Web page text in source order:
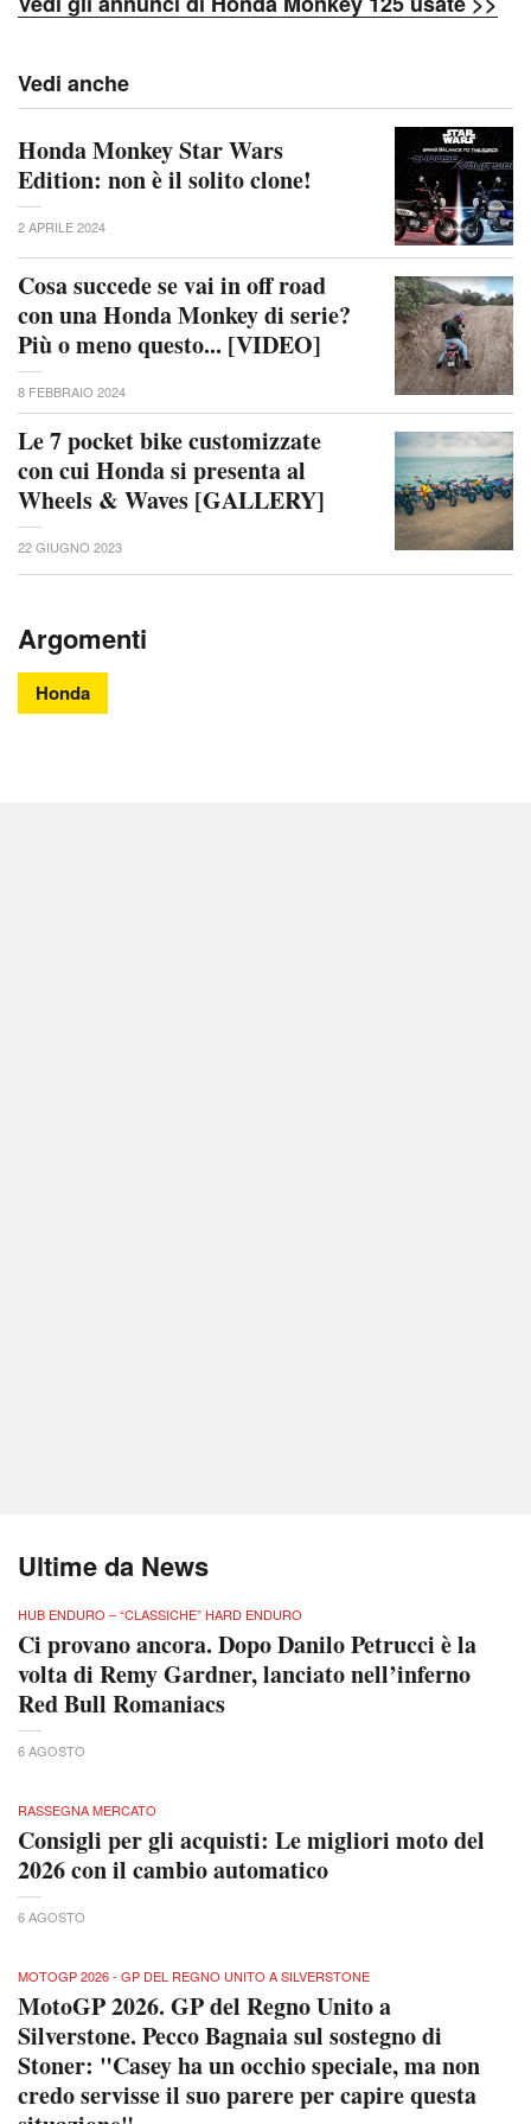
Vedi anche
Honda Monkey Star Wars
Edition: non è il solito clone!
2 APRILE 2024
Cosa succede se vai in off road
con una Honda Monkey di serie?
Più o meno questo... [VIDEO]
8 FEBBRAIO 2024
Le 7 pocket bike customizzate
con cui Honda si presenta al
Wheels & Waves [GALLERY]
22 GIUGNO 2023
Argomenti
Honda
Ultime da News
HUB ENDURO – “CLASSICHE” HARD ENDURO
Ci provano ancora. Dopo Danilo Petrucci è la
volta di Remy Gardner, lanciato nell’inferno
Red Bull Romaniacs
6 AGOSTO
RASSEGNA MERCATO
Consigli per gli acquisti: Le migliori moto del
2026 con il cambio automatico
6 AGOSTO
MOTOGP 2026 - GP DEL REGNO UNITO A SILVERSTONE
MotoGP 2026. GP del Regno Unito a
Silverstone. Pecco Bagnaia sul sostegno di
Stoner: "Casey ha un occhio speciale, ma non
credo servisse il suo parere per capire questa